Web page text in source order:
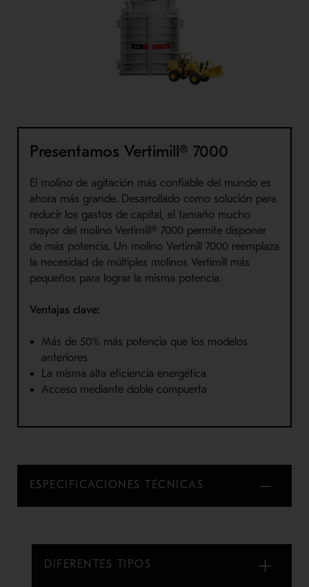
Presentamos Vertimill® 7000
El molino de agitación más confiable del mundo es
ahora más grande. Desarrollado como solución para
reducir los gastos de capital, el tamaño mucho
mayor del molino Vertimill® 7000 permite disponer
de más potencia. Un molino Vertimill 7000 reemplaza
la necesidad de múltiples molinos Vertimill más
pequeños para lograr la misma potencia.
Ventajas clave:
Más de 50% más potencia que los modelos
anteriores
La misma alta eficiencia energética
Acceso mediante doble compuerta
ESPECIFICACIONES TÉCNICAS
DIFERENTES TIPOS